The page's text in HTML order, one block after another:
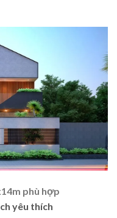
phù hợp
yêu thích